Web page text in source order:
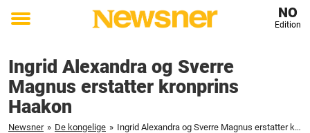
Toggle
NO
Edition
Ingrid Alexandra og Sverre
Magnus erstatter kronprins
Haakon
Newsner » De kongelige » Ingrid Alexandra og Sverre Magnus erstatter kronprins Haakon